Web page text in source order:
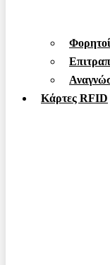
Κάρτες RFID